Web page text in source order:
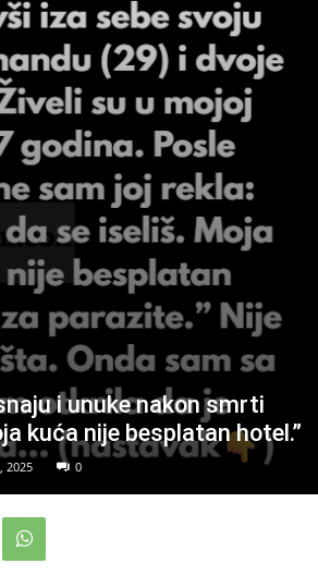
i unuke nakon smrti
kuća nije besplatan hotel.”
2025 0